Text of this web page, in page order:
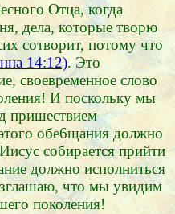
Отца, когда
дела, которые творю
сотворит, потому что
14:12). Это
своевременное слово
И поскольку мы
пришествием
обе6щания должно
собирается прийти
должно исполниться
что мы увидим
поколения!